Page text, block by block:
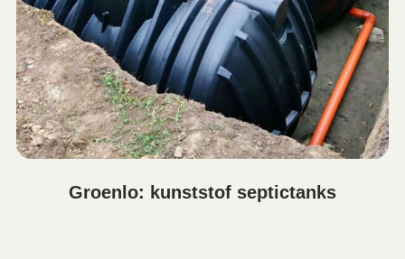
Groenlo: kunststof septictanks